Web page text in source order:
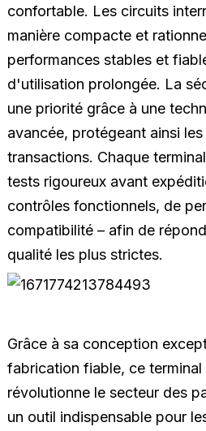
confortable. Les circuits
manière compacte et
performances stables et
d'utilisation prolongée. La
une priorité grâce à une
avancée, protégeant ainsi
transactions. Chaque
tests rigoureux avant
contrôles fonctionnels, de
compatibilité – afin de
qualité les plus strictes.
Grâce à sa conception
fabrication fiable, ce
révolutionne le secteur des
un outil indispensable pour